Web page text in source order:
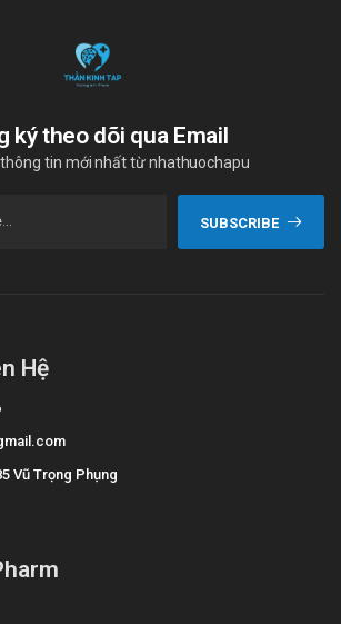
ký theo dõi qua Email
tin mới nhất từ nhathuochapu
SUBSCRIBE
Hệ
Vũ Trọng Phụng